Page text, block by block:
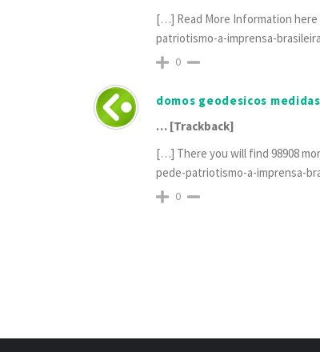
[…] Read More Information
patriotismo-a-imprensa-
0
domos geodesicos medidas
… [Trackback]
[…] There you will find 98908
pede-patriotismo-a-imprensa-
0